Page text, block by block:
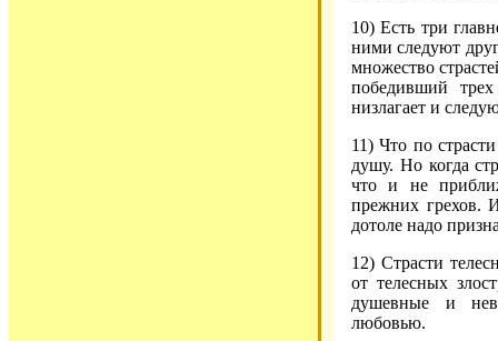
10) Есть три
ними следуют
множество
победивший
низлагает и
11) Что по
душу. Но когда
что и не
прежних грехов.
дотоле надо
12) Страсти
от телесных
душевные и
любовью.